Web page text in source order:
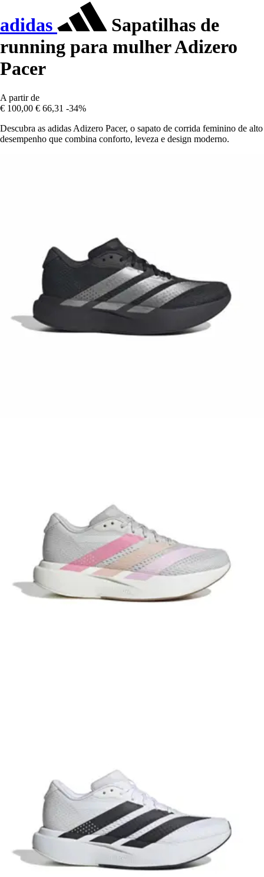
adidas
Sapatilhas de
running para mulher Adizero
Pacer
A partir de
€ 100,00 € 66,31 -34%
Descubra as adidas Adizero Pacer, o sapato de corrida feminino de alto
desempenho que combina conforto, leveza e design moderno.